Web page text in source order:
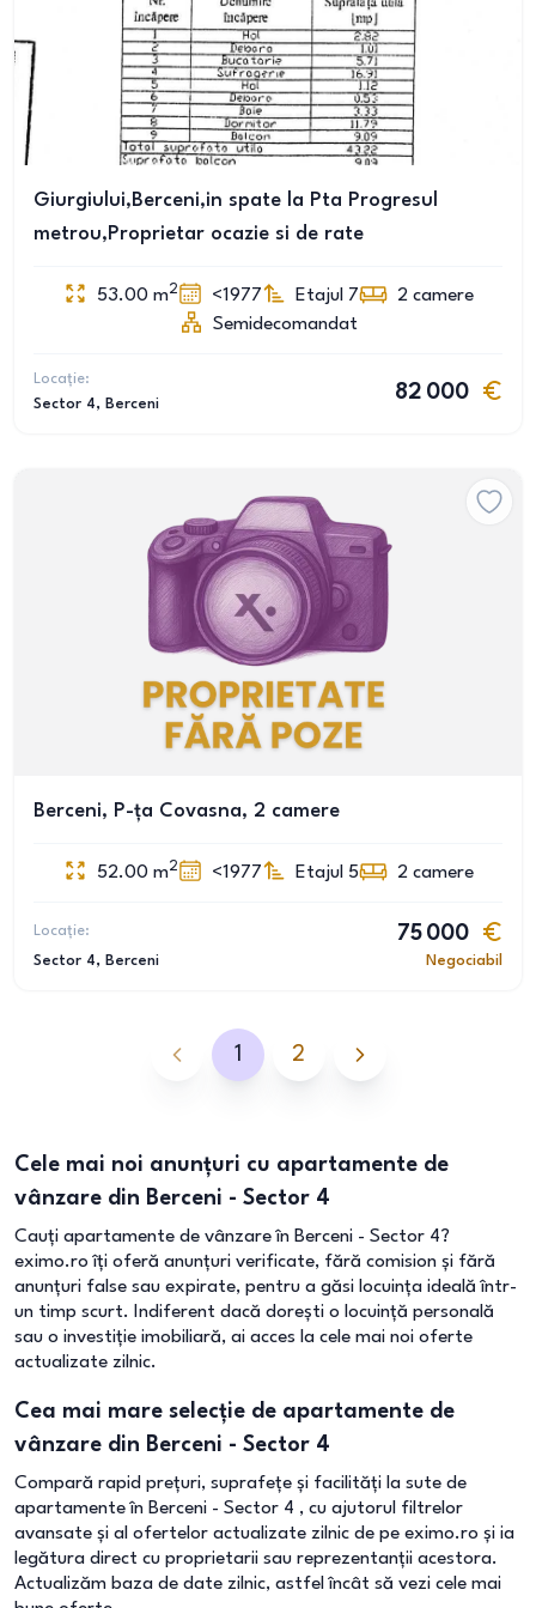
Giurgiului,Berceni,in spate la Pta Progresul
metrou,Proprietar ocazie si de rate
53.00 m2 <1977 Etajul 7 2 camere
Semidecomandat
Locație:
Sector 4, Berceni
82 000
Berceni, P-ța Covasna, 2 camere
52.00 m2 <1977 Etajul 5 2 camere
Locație:
Sector 4, Berceni
75 000
Negociabil
1 2
Cele mai noi anunțuri cu apartamente de
vânzare din Berceni - Sector 4
Cauți apartamente de vânzare în Berceni - Sector 4?
eximo.ro îți oferă anunțuri verificate, fără comision și fără
anunțuri false sau expirate, pentru a găsi locuința ideală într-
un timp scurt. Indiferent dacă dorești o locuință personală
sau o investiție imobiliară, ai acces la cele mai noi oferte
actualizate zilnic.
Cea mai mare selecție de apartamente de
vânzare din Berceni - Sector 4
Compară rapid prețuri, suprafețe și facilități la sute de
apartamente în Berceni - Sector 4 , cu ajutorul filtrelor
avansate și al ofertelor actualizate zilnic de pe eximo.ro și ia
legătura direct cu proprietarii sau reprezentanții acestora.
Actualizăm baza de date zilnic, astfel încât să vezi cele mai